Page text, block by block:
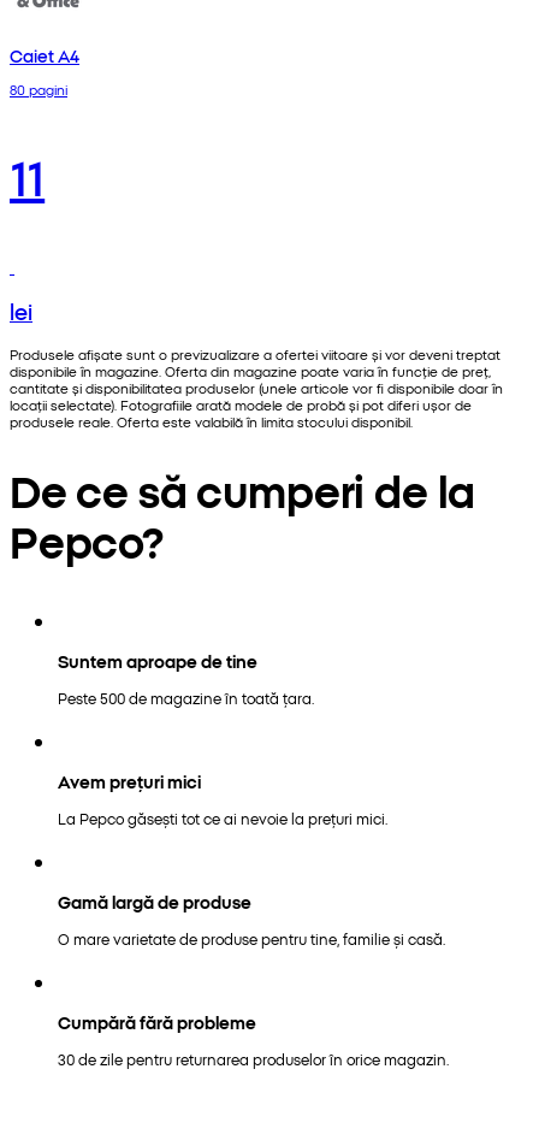
Caiet A4
80 pagini
11
lei
Produsele afișate sunt o previzualizare a ofertei viitoare și vor deveni treptat
disponibile în magazine. Oferta din magazine poate varia în funcție de preț,
cantitate și disponibilitatea produselor (unele articole vor fi disponibile doar în
locații selectate). Fotografiile arată modele de probă și pot diferi ușor de
produsele reale. Oferta este valabilă în limita stocului disponibil.
De ce să cumperi de la
Pepco?
Suntem aproape de tine
Peste 500 de magazine în toată țara.
Avem prețuri mici
La Pepco găsești tot ce ai nevoie la prețuri mici.
Gamă largă de produse
O mare varietate de produse pentru tine, familie și casă.
Cumpără fără probleme
30 de zile pentru returnarea produselor în orice magazin.